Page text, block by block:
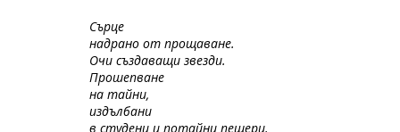
Сърце
надрано от прощаване.
Очи създаващи звезди.
Прошепване
на тайни,
издълбани
в студени и потайни пещери.